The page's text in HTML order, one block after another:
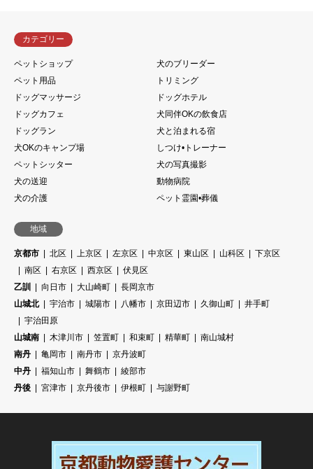
カテゴリー
ペットショップ
犬のブリーダー
ペット用品
トリミング
ドッグマッサージ
ドッグホテル
ドッグカフェ
犬同伴OKの飲食店
ドッグラン
犬と泊まれる宿
犬OKのキャンプ場
しつけ•トレーナー
ペットシッター
犬の写真撮影
犬の送迎
動物病院
犬の介護
ペット霊園•葬儀
地域
京都市 北区 上京区 左京区 中京区 東山区 山科区
下京区
南区
右京区 西京区
伏見区
乙訓
向日市 大山崎町
長岡京市
山城北
宇治市 城陽市 八幡市 京田辺市 久御山町
井手町
宇治田原
山城南
木津川市 笠置町 和束町 精華町
南山城村
南丹
亀岡市 南丹市
京丹波町
中丹
福知山市 舞鶴市
綾部市
丹後
宮津市 京丹後市 伊根町 与謝野町